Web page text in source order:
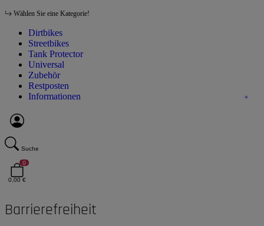
Wählen Sie eine Kategorie!
Dirtbikes
Streetbikes
Tank Protector
Universal
Zubehör
Restposten
Informationen
Suche
0
0,00 €
Barrierefreiheit